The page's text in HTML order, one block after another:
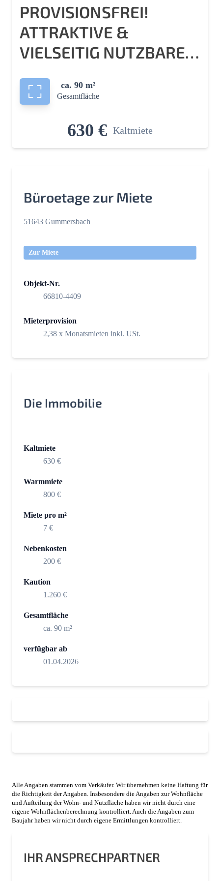
PROVISIONSFREI!
ATTRAKTIVE &
VIELSEITIG NUTZBARE
HERZEN VON
ca. 90 m²
Gesamtfläche
630 € Kaltmiete
Büroetage zur Miete
51643 Gummersbach
Zur Miete
Objekt-Nr.
66810-4409
Mieterprovision
2,38 x Monatsmieten inkl. USt.
Die Immobilie
Kaltmiete
630 €
Warmmiete
800 €
Miete pro m²
7 €
Nebenkosten
200 €
Kaution
1.260 €
Gesamtfläche
ca. 90 m²
verfügbar ab
01.04.2026
Alle Angaben stammen vom Verkäufer. Wir übernehmen keine Haftung für
die Richtigkeit der Angaben. Insbesondere die Angaben zur Wohnfläche
und Aufteilung der Wohn- und Nutzfläche haben wir nicht durch eine
eigene Wohnflächenberechnung kontrolliert. Auch die Angaben zum
Baujahr haben wir nicht durch eigene Ermittlungen kontrolliert.
IHR ANSPRECHPARTNER